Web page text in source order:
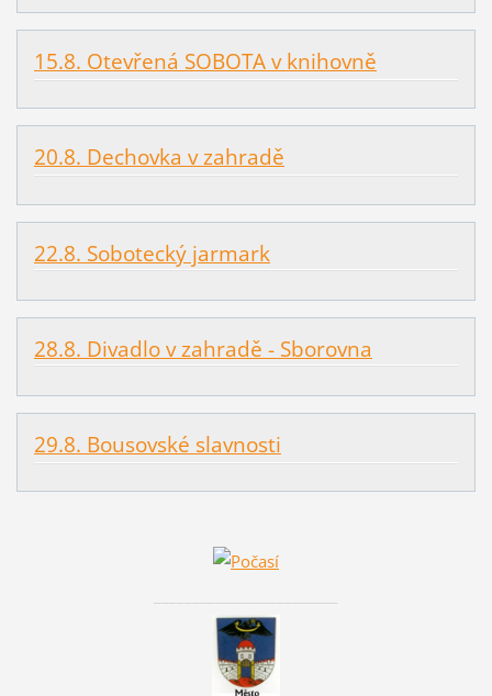
15.8. Otevřená SOBOTA v knihovně
20.8. Dechovka v zahradě
22.8. Sobotecký jarmark
28.8. Divadlo v zahradě - Sborovna
29.8. Bousovské slavnosti